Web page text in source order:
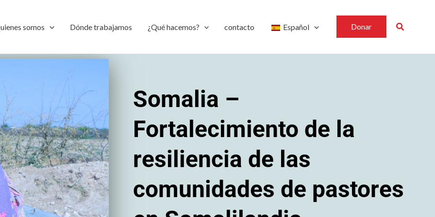
somos Dónde trabajamos ¿Qué hacemos? contacto Español Donar Buscar
Somalia –
Fortalecimiento de la
resiliencia de las
comunidades de pastores